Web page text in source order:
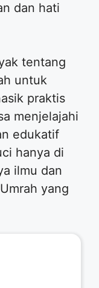
dan hati
tentang
untuk
praktis
menjelajahi
edukatif
hanya di
ilmu dan
yang